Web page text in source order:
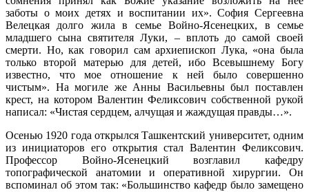
заботы о моих детях и воспитании их». София Сергеевна
Велецкая долго жила в семье Войно-Ясенецких, в семье
младшего сына святителя Луки, – вплоть до самой своей
смерти. Но, как говорил сам архиепископ Лука, «она была
только второй матерью для детей, ибо Всевышнему Богу
известно, что мое отношение к ней было совершенно
чистым». На могиле же Анны Васильевны был поставлен
крест, на котором Валентин Феликсович собственной рукой
написал: «Чистая сердцем, алчущая и жаждущая правды…».
Осенью 1920 года открылся Ташкентский университет, одним
из инициаторов его открытия стал Валентин Феликсович.
Профессор Войно-Ясенецкий возглавил кафедру
топографической анатомии и оперативной хирургии. Он
вспоминал об этом так: «Большинство кафедр было замещено